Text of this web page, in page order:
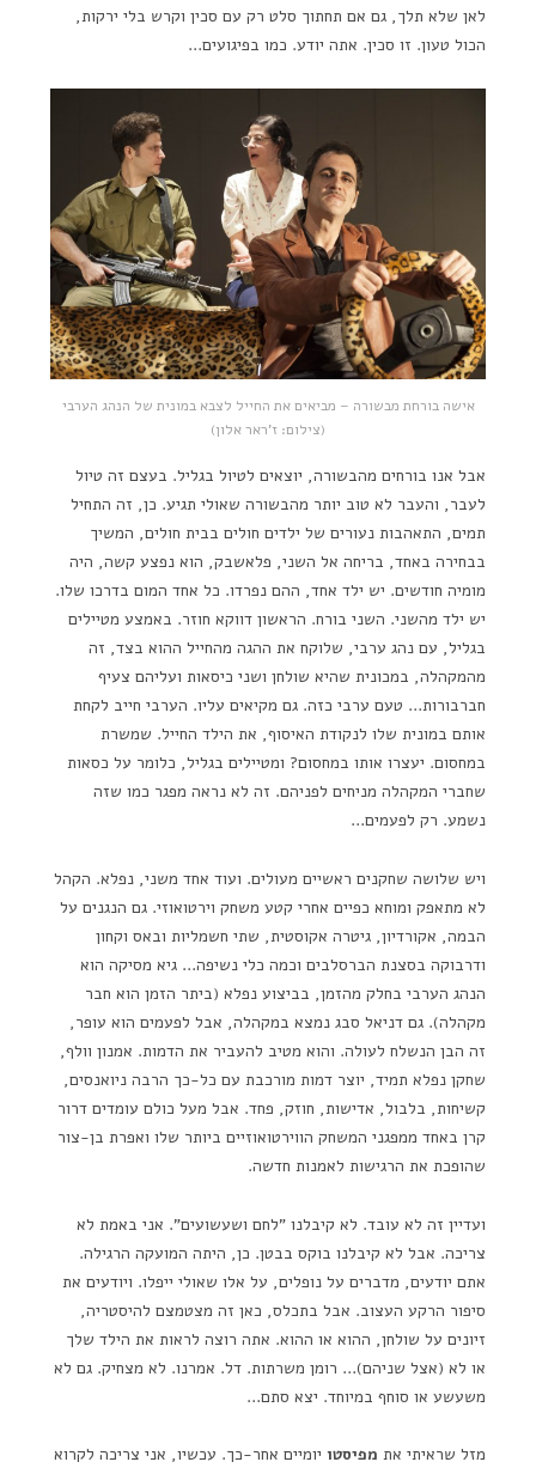
לאן שלא תלך, גם אם תחתוך סלט רק עם סכין וקרש בלי ירקות,
הכול טעון. זו סכין. אתה יודע. כמו בפיגועים…
אישה בורחת מבשורה – מביאים את החייל לצבא במונית של הנהג הערבי
(צילום: ז'ראר אלון)
אבל אנו בורחים מהבשורה, יוצאים לטיול בגליל. בעצם זה טיול
לעבר, והעבר לא טוב יותר מהבשורה שאולי תגיע. כן, זה התחיל
תמים, התאהבות נעורים של ילדים חולים בבית חולים, המשיך
בבחירה באחד, בריחה אל השני, פלאשבק, הוא נפצע קשה, היה
מומיה חודשים. יש ילד אחד, ההם נפרדו. כל אחד המום בדרכו שלו.
יש ילד מהשני. השני בורח. הראשון דווקא חוזר. באמצע מטיילים
בגליל, עם נהג ערבי, שלוקח את ההגה מהחייל ההוא בצד, זה
מהמקהלה, במכונית שהיא שולחן ושני כיסאות ועליהם צעיף
חברבורות… טעם ערבי כזה. גם מקיאים עליו. הערבי חייב לקחת
אותם במונית שלו לנקודת האיסוף, את הילד החייל. שמשרת
במחסום. יעצרו אותו במחסום? ומטיילים בגליל, כלומר על כסאות
שחברי המקהלה מניחים לפניהם. זה לא נראה מפגר כמו שזה
נשמע. רק לפעמים…
ויש שלושה שחקנים ראשיים מעולים. ועוד אחד משני, נפלא. הקהל
לא מתאפק ומוחא כפיים אחרי קטע משחק וירטואוזי. גם הנגנים על
הבמה, אקורדיון, גיטרה אקוסטית, שתי חשמליות ובאס וקחון
ודרבוקה בסצנת הברסלבים וכמה כלי נשיפה… גיא מסיקה הוא
הנהג הערבי בחלק מהזמן, בביצוע נפלא (ביתר הזמן הוא חבר
מקהלה). גם דניאל סבג נמצא במקהלה, אבל לפעמים הוא עופר,
זה הבן הנשלח לעולה. והוא מטיב להעביר את הדמות. אמנון וולף,
שחקן נפלא תמיד, יוצר דמות מורכבת עם כל-כך הרבה ניואנסים,
קשיחות, בלבול, אדישות, חוזק, פחד. אבל מעל כולם עומדים דרור
קרן באחד ממפגני המשחק הווירטואוזיים ביותר שלו ואפרת בן-צור
שהופכת את הרגישות לאמנות חדשה.
ועדיין זה לא עובד. לא קיבלנו "לחם ושעשועים". אני באמת לא
צריכה. אבל לא קיבלנו בוקס בבטן. כן, היתה המועקה הרגילה.
אתם יודעים, מדברים על נופלים, על אלו שאולי ייפלו. ויודעים את
סיפור הרקע העצוב. אבל בתכלס, כאן זה מצטמצם להיסטריה,
זיונים על שולחן, ההוא או ההוא. אתה רוצה לראות את הילד שלך
או לא (אצל שניהם)… רומן משרתות. דל. אמרנו. לא מצחיק. גם לא
משעשע או סוחף במיוחד. יצא סתם…
מזל שראיתי את מפיסטו יומיים אחר-כך. עכשיו, אני צריכה לקרוא